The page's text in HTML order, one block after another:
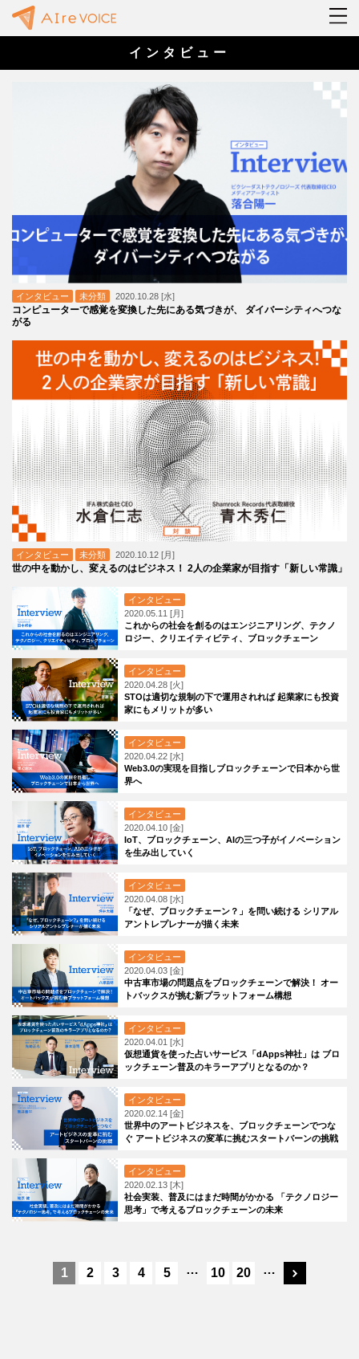
インタビュー
インタビュー 未分類 2020.10.28 [水]
コンピューターで感覚を変換した先にある気づきが、 ダイバーシティへつな
がる
インタビュー 未分類 2020.10.12 [月]
世の中を動かし、変えるのはビジネス！ 2人の企業家が目指す「新しい常識」
インタビュー
2020.05.11 [月]
これからの社会を創るのはエンジニアリング、テクノ
ロジー、クリエイティビティ、ブロックチェーン
インタビュー
2020.04.28 [火]
STOは適切な規制の下で運用されれば 起業家にも投資
家にもメリットが多い
インタビュー
2020.04.22 [水]
Web3.0の実現を目指しブロックチェーンで日本から世
界へ
インタビュー
2020.04.10 [金]
IoT、ブロックチェーン、AIの三つ子がイノベーション
を生み出していく
インタビュー
2020.04.08 [水]
「なぜ、ブロックチェーン？」を問い続ける シリアル
アントレプレナーが描く未来
インタビュー
2020.04.03 [金]
中古車市場の問題点をブロックチェーンで解決！ オー
トバックスが挑む新プラットフォーム構想
インタビュー
2020.04.01 [水]
仮想通貨を使った占いサービス「dApps神社」は ブロ
ックチェーン普及のキラーアプリとなるのか？
インタビュー
2020.02.14 [金]
世界中のアートビジネスを、ブロックチェーンでつな
ぐ アートビジネスの変革に挑むスタートバーンの挑戦
インタビュー
2020.02.13 [木]
社会実装、普及にはまだ時間がかかる 「テクノロジー
思考」で考えるブロックチェーンの未来
1 2 3 4 5 … 10 20 …